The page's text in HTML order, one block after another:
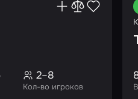
Кол-во игроков
2–8